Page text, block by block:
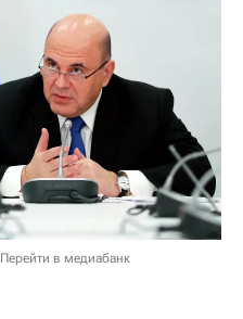
Перейти в медиабанк